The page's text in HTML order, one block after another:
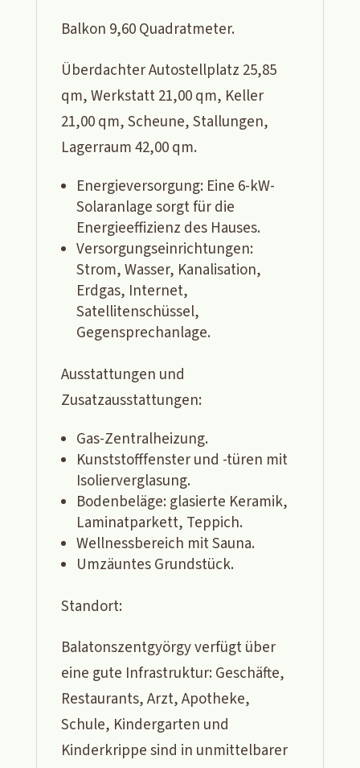
Balkon 9,60 Quadratmeter.
Überdachter Autostellplatz 25,85
qm, Werkstatt 21,00 qm, Keller
21,00 qm, Scheune, Stallungen,
Lagerraum 42,00 qm.
Energieversorgung: Eine 6-kW-
Solaranlage sorgt für die
Energieeffizienz des Hauses.
Versorgungseinrichtungen:
Strom, Wasser, Kanalisation,
Erdgas, Internet,
Satellitenschüssel,
Gegensprechanlage.
Ausstattungen und
Zusatzausstattungen:
Gas-Zentralheizung.
Kunststofffenster und -türen mit
Isolierverglasung.
Bodenbeläge: glasierte Keramik,
Laminatparkett, Teppich.
Wellnessbereich mit Sauna.
Umzäuntes Grundstück.
Standort:
Balatonszentgyörgy verfügt über
eine gute Infrastruktur: Geschäfte,
Restaurants, Arzt, Apotheke,
Schule, Kindergarten und
Kinderkrippe sind in unmittelbarer